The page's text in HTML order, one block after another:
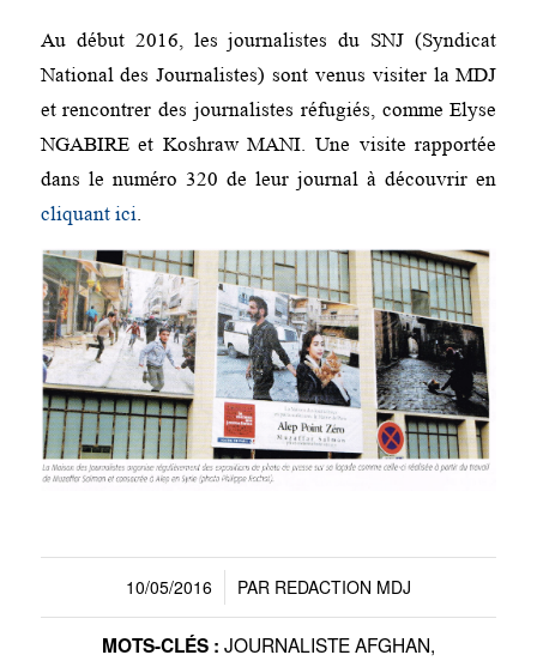
Au début 2016, les journalistes du SNJ (Syndicat
National des Journalistes) sont venus visiter la MDJ
et rencontrer des journalistes réfugiés, comme Elyse
NGABIRE et Koshraw MANI. Une visite rapportée
dans le numéro 320 de leur journal à découvrir en
cliquant ici
10/05/2016
/ PAR REDACTION MDJ
MOTS-CLÉS : JOURNALISTE AFGHAN,